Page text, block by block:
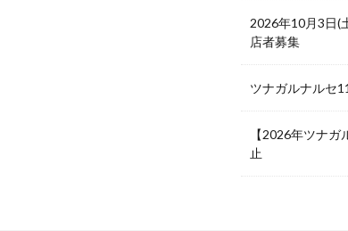
2026年10月3日(
店者募集
ツナガルナルセ
【2026年ツナ
止